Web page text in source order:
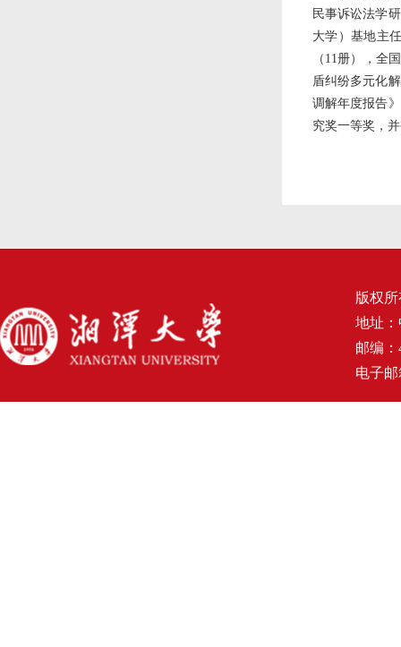
民事诉讼法学
大学）基地主
（11册），全
盾纠纷多元化
调解年度报告
究奖一等奖，
版权
地址
邮编：
电子邮